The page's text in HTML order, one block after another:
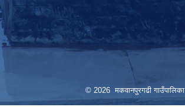
© 2026 मकवानपुरगढी गाउँपालिका